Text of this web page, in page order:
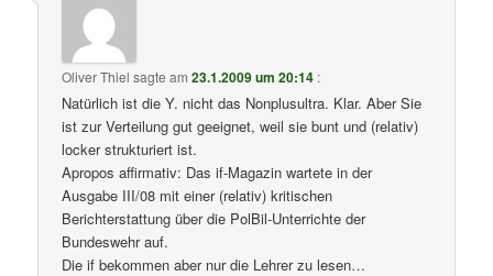
Oliver Thiel sagte am23.1.2009 um 20:14 :
Natürlich ist die Y. nicht das Nonplusultra. Klar. Aber Sie
ist zur Verteilung gut geeignet, weil sie bunt und (relativ)
locker strukturiert ist.
Apropos affirmativ: Das if-Magazin wartete in der
Ausgabe III/08 mit einer (relativ) kritischen
Berichterstattung über die PolBil-Unterrichte der
Bundeswehr auf.
Die if bekommen aber nur die Lehrer zu lesen…